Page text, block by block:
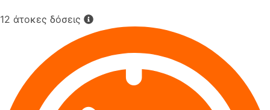
12 άτοκες δόσεις